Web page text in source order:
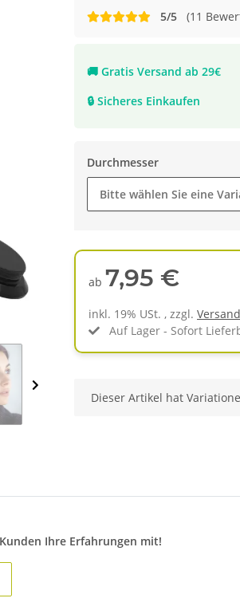
5/5 (11
🚚 Gratis Versand ab 29€
🔒 Sicheres Einkaufen
Durchmesser
Bitte wählen Sie eine
ab 7,95 €
inkl. 19% USt. , zzgl. Versand
Auf Lager - Sofort
x
Dieser Artikel hat
Ihre Erfahrungen mit!